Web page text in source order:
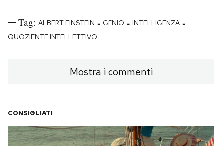
Tag: ALBERT EINSTEIN - GENIO - INTELLIGENZA -
QUOZIENTE INTELLETTIVO
Mostra i commenti
CONSIGLIATI